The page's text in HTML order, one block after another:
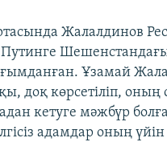
Жалалдинов
Ұзамай
доқ көрсетіліп, оның
кетуге мәжбүр
адамдар оның